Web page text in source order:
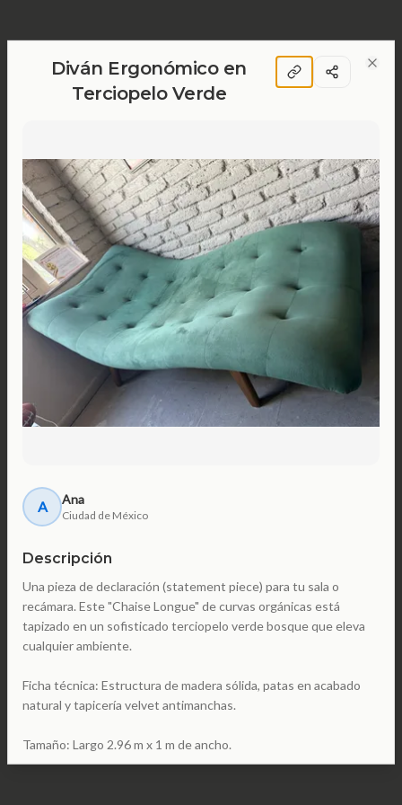
Diván Ergonómico en
Terciopelo Verde
A Ana
Ciudad de México
Descripción
Una pieza de declaración (statement piece) para tu sala o
recámara. Este "Chaise Longue" de curvas orgánicas está
tapizado en un sofisticado terciopelo verde bosque que eleva
cualquier ambiente.
Ficha técnica: Estructura de madera sólida, patas en acabado
natural y tapicería velvet antimanchas.
Tamaño: Largo 2.96 m x 1 m de ancho.